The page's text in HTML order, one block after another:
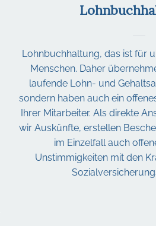
Lohnbuchhaltung, das ist für
Menschen. Daher
laufende Lohn- und
sondern haben auch ein
Ihrer Mitarbeiter. Als direkte
wir Auskünfte, erstellen
im Einzelfall auch
Unstimmigkeiten mit den